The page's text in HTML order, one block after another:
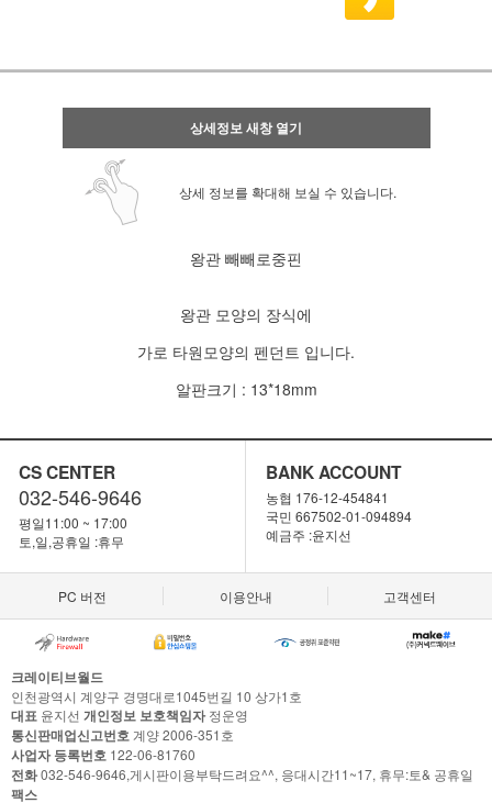
상세정보 새창 열기
상세 정보를 확대해 보실 수 있습니다.
왕관 빼빼로중핀
왕관 모양의 장식에
가로 타원모양의 펜던트 입니다.
알판크기 : 13*18mm
CS CENTER
032-546-9646
평일11:00 ~ 17:00
토,일,공휴일 :휴무
BANK ACCOUNT
농협 176-12-454841
국민 667502-01-094894
예금주 :윤지선
PC 버전 이용안내 고객센터
크레이티브월드
인천광역시 계양구 경명대로1045번길 10 상가1호
대표 윤지선 개인정보 보호책임자정운영
통신판매업신고번호 계양 2006-351호
사업자 등록번호 122-06-81760
전화032-546-9646,게시판이용부탁드려요^^, 응대시간11~17, 휴무:토& 공휴일
팩스